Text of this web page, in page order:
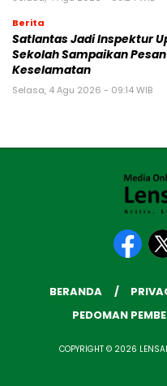
Berita
Satlantas Jadi Inspektur
Sekolah Sampaikan Pesan
Keselamatan
Selasa, 4 Agu 2026 - 09:14 WIB
BERANDA
PEDOMAN
COPYRIGHT © 2026